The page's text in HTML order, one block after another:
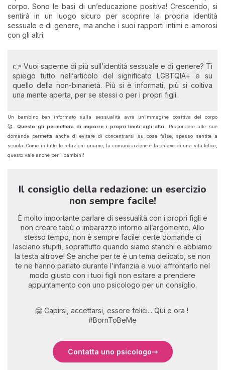
corpo. Sono le basi di un’educazione positiva! Crescendo, si
sentirà in un luogo sicuro per scoprire la propria identità
sessuale e di genere, ma anche i suoi rapporti intimi e amorosi
con gli altri.
👉 Vuoi saperne di più sull’identità sessuale e di genere? Ti
spiego tutto nell’articolo del significato LGBTQIA+ e su
quello della non-binarietà. Più si è informati, più si coltiva
una mente aperta, per se stessi o per i propri figli.
Un bambino ben informato sulla sessualità avrà un’immagine positiva del corpo
🥰.
Questo gli permetterà di imporre i propri limiti agli altri . Rispondere alle sue
domande permette anche di evitare di concentrarsi su cose false, spesso sentite a
scuola. Come in tutte le relazioni umane, la comunicazione è la chiave di una vita felice,
questo vale anche per i bambini!
Il consiglio della redazione: un esercizio
non sempre facile!
È molto importante parlare di sessualità con i propri figli e
non creare tabù o imbarazzo intorno all’argomento. Allo
stesso tempo, non è sempre facile: certe domande ci
lasciano stupiti, soprattutto quando siamo stanchi e abbiamo
la testa altrove! Se anche per te è un tema delicato, se non
te ne hanno parlato durante l’infanzia e vuoi affrontarlo nel
modo giusto con i tuoi figli non esitare a prendere
appuntamento con uno psicologo per un consiglio.
🤗 Capirsi, accettarsi, essere felici... Qui e ora !
#BornToBeMe
Contatta uno psicologo